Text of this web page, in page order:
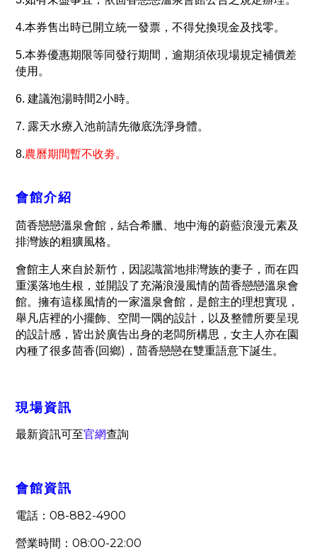
4.本券售出時已開立統一發票，不得兌換現金及找零。
5.本券優惠期限等同發行期間，逾期須依現場規定補價差
使用。
6. 建議泡湯時間2小時。
7. 露天水療入池前請先徹底洗淨身體。
8.農曆期間暫不收劵。
會館介紹
茴香戀戀溫泉會館，結合希臘、地中海的蔚藍浪漫元素及
排灣族的粗獷風格。
會館主人來自於新竹，因認識當地排灣族的妻子，而在四
重溪落地生根，並開設了充滿浪漫風情的茴香戀戀溫泉會
館。擁有這樣風情的一家溫泉會館，是館主的理想實現，
舉凡店裡的小擺飾、空間一隅的設計，以及整體所要呈現
的設計感，皆出於廣告出身的老闆所構思，女主人亦在園
內種了很多茴香(回鄉) ，茴香戀戀在雙重語意下誕生。
現場資訊
最新資訊可至官網查詢
會館資訊
電話： 08-882-4900
營業時間： 08:00-22:00